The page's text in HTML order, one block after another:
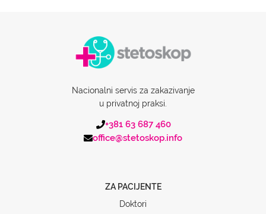
Nacionalni servis za zakazivanje
u privatnoj praksi.
+381 63 687 460
office@stetoskop.info
ZA PACIJENTE
Doktori